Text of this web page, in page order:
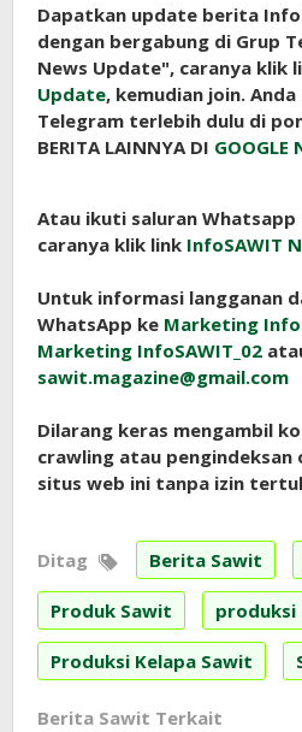
Dapatkan update berita
dengan bergabung di Grup
News Update", caranya klik
Update, kemudian join.
Telegram terlebih dulu di
BERITA LAINNYA DI GOOGLE
Atau ikuti saluran Whatsapp
caranya klik link InfoSAWIT
Untuk informasi langganan
WhatsApp ke Marketing
Marketing InfoSAWIT_02
sawit.magazine@gmail.com
Dilarang keras mengambil
crawling atau
situs web ini tanpa izin
Ditag Berita Sawit
Produk Sawit produksi
Produksi Kelapa Sawit
Berita Sawit Terkait